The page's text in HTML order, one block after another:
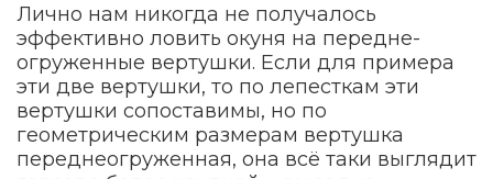
Лично нам никогда не получалось
эффективно ловить окуня на передне-
огруженные вертушки. Если для примера
эти две вертушки, то по лепесткам эти
вертушки сопоставимы, но по
геометрическим размерам вертушка
переднеогруженная, она всё таки выглядит